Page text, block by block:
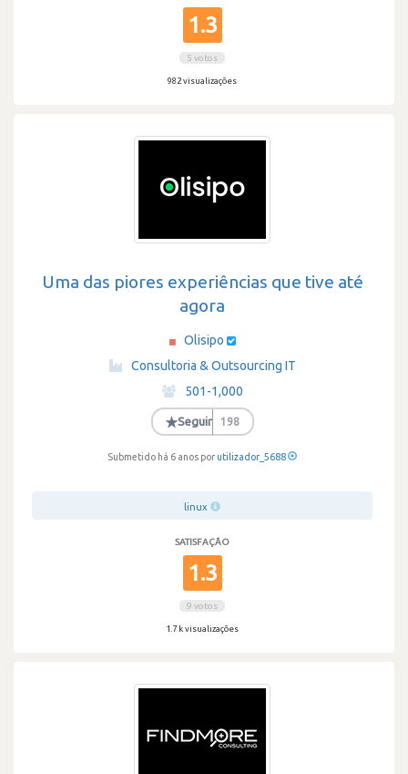
1.3
5 votos
982 visualizações
Uma das piores experiências que tive até
agora
Olisipo
·
Consultoria & Outsourcing IT
·
501-1,000
·
★Seguir 198
Submetido há 6 anos por utilizador_5688
linux
SATISFAÇÃO
1.3
9 votos
1.7 k visualizações